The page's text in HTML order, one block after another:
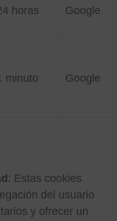
horas Google
minuto Google
: Estas cookies
del usuario
y ofrecer un